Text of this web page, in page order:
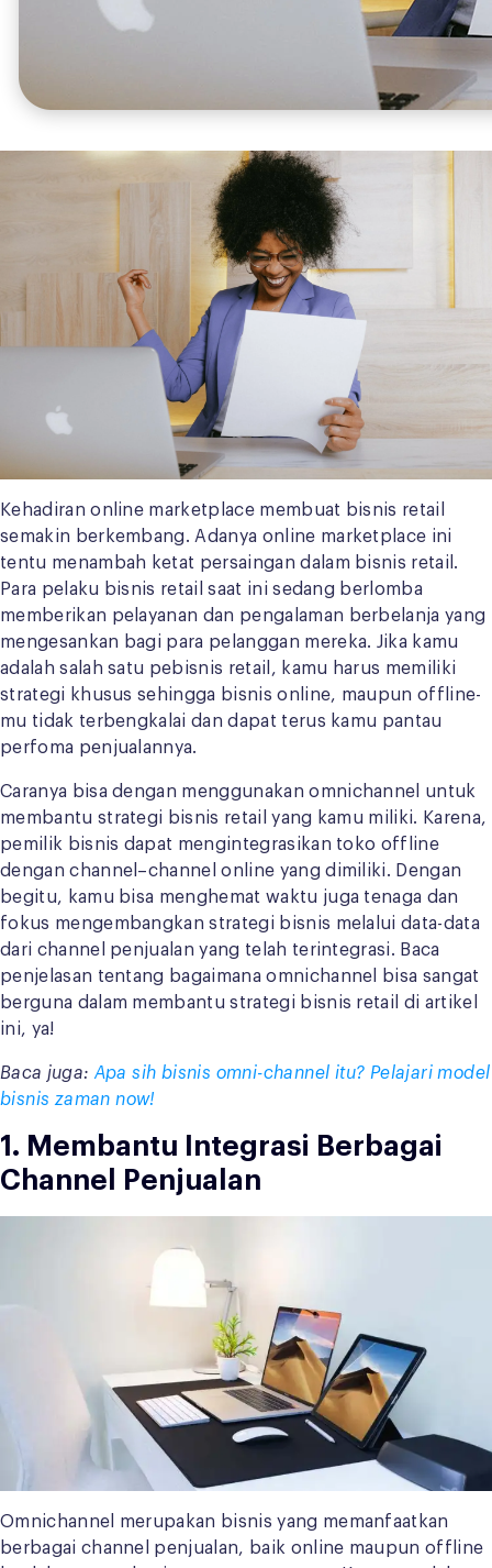
Kehadiran online marketplace membuat bisnis retail
semakin berkembang. Adanya online marketplace ini
tentu menambah ketat persaingan dalam bisnis retail.
Para pelaku bisnis retail saat ini sedang berlomba
memberikan pelayanan dan pengalaman berbelanja yang
mengesankan bagi para pelanggan mereka. Jika kamu
adalah salah satu pebisnis retail, kamu harus memiliki
strategi khusus sehingga bisnis online, maupun offline-
mu tidak terbengkalai dan dapat terus kamu pantau
perfoma penjualannya.
Caranya bisa dengan menggunakan omnichannel untuk
membantu strategi bisnis retail yang kamu miliki. Karena,
pemilik bisnis dapat mengintegrasikan toko offline
dengan channel–channel online yang dimiliki. Dengan
begitu, kamu bisa menghemat waktu juga tenaga dan
fokus mengembangkan strategi bisnis melalui data-data
dari channel penjualan yang telah terintegrasi. Baca
penjelasan tentang bagaimana omnichannel bisa sangat
berguna dalam membantu strategi bisnis retail di artikel
ini, ya!
Baca juga: Apa sih bisnis omni-channel itu? Pelajari model
bisnis zaman now!
1. Membantu Integrasi Berbagai
Channel Penjualan
Omnichannel merupakan bisnis yang memanfaatkan
berbagai channel penjualan, baik online maupun offline